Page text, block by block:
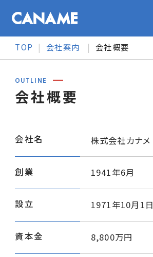
会社案内トップ
会社概要
メッセージ
沿革
各事業所
カナメの特長トップ
事業紹介
オリジナル製品
カナメ会
事業紹介トップ
大型施設の金属屋根
工場倉庫の屋根修繕
採用情報
SDGs活動
TOP 会社案内 会社概要
OUTLINE
会社概要
会社名 株式会社カナメ
創業 1941年6月
設立 1971年10月1日
資本金 8,800万円